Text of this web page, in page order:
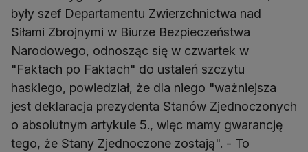
były szef Departamentu Zwierzchnictwa nad
Siłami Zbrojnymi w Biurze Bezpieczeństwa
Narodowego, odnosząc się w czwartek w
"Faktach po Faktach" do ustaleń szczytu
haskiego, powiedział, że dla niego "ważniejsza
jest deklaracja prezydenta Stanów Zjednoczonych
o absolutnym artykule 5., więc mamy gwarancję
tego, że Stany Zjednoczone zostają". - To